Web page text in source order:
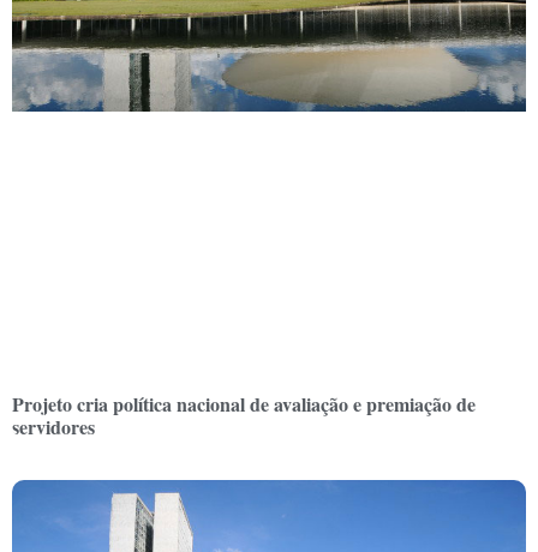
Projeto cria política nacional de avaliação e premiação de
servidores